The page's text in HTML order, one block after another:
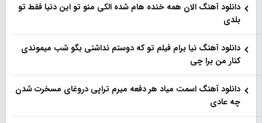
دانلود آهنگ الان همه خنده هام شده الکی منو تو این دنیا فقط تو
بلدی
دانلود آهنگ نیا برام فیلم تو‌ که دوستم نداشتی بگو شب میموندی
کنار من برا چی
دانلود آهنگ اسمت میاد هر دفعه میرم تراپی دروغای مسخرت شدن
چه عادی